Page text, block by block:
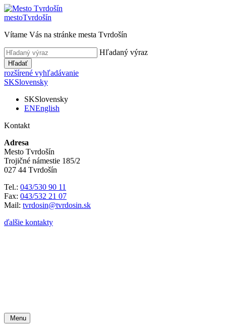
mestoTvrdošín
Vítame Vás na stránke mesta Tvrdošín
Hľadaný výraz
Hľadať
rozšírené vyhľadávanie
SKSlovensky
SKSlovensky
ENEnglish
Kontakt
Adresa
Mesto Tvrdošín
Trojičné námestie 185/2
027 44 Tvrdošín
Tel.: 043/530 90 11
Fax: 043/532 21 07
Mail: tvrdosin@tvrdosin.sk
ďalšie kontakty
Menu